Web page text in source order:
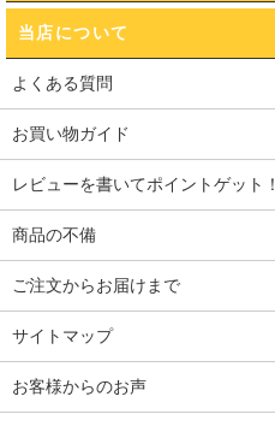
当店について
よくある質問
お買い物ガイド
レビューを書いてポイントゲット！
商品の不備
ご注文からお届けまで
サイトマップ
お客様からのお声